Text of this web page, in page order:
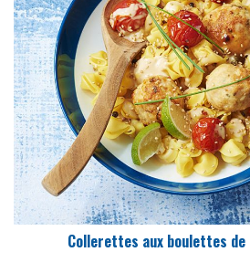
PRÉPARATION
15 Min
Collerettes aux boulettes